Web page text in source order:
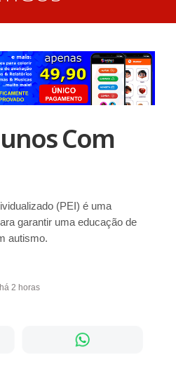
Com
(PEI) é uma
garantir uma educação de
autismo.
2 horas